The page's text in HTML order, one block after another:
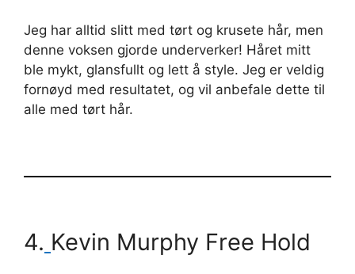
Jeg har alltid slitt med tørt og krusete hår, men
denne voksen gjorde underverker! Håret mitt
ble mykt, glansfullt og lett å style. Jeg er veldig
fornøyd med resultatet, og vil anbefale dette til
alle med tørt hår.
4. Kevin Murphy Free Hold